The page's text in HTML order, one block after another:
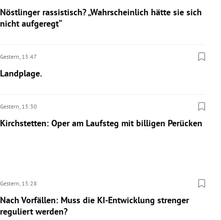
Nöstlinger rassistisch? „Wahrscheinlich hätte sie sich
nicht aufgeregt“
Gestern, 15:47
Landplage.
Gestern, 15:30
Kirchstetten: Oper am Laufsteg mit billigen Perücken
Gestern, 15:28
Nach Vorfällen: Muss die KI-Entwicklung strenger
reguliert werden?